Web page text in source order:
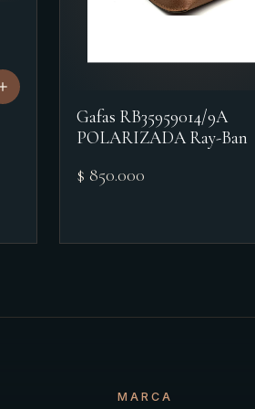
Gafas RB35959014/9A
POLARIZADA Ray-Ban
$ 850.000
MARCA